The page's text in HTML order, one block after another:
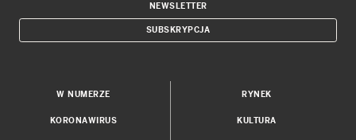
NEWSLETTER
SUBSKRYPCJA
W NUMERZE
KORONAWIRUS
RYNEK
KULTURA